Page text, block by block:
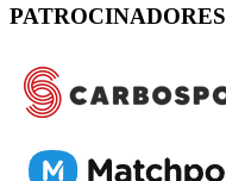
PATROCINADORES